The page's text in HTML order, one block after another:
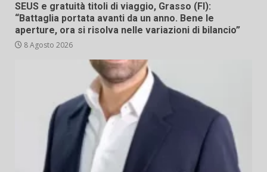
SEUS e gratuità titoli di viaggio, Grasso (FI):
“Battaglia portata avanti da un anno. Bene le
aperture, ora si risolva nelle variazioni di bilancio”
8 Agosto 2026